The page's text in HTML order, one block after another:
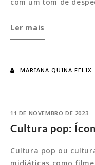
Cropped:
Será
fim
Ler mais
MARIANA QUINA FELIX
11 DE NOVEMBRO DE 2023
Cultura pop:
Cultura pop ou